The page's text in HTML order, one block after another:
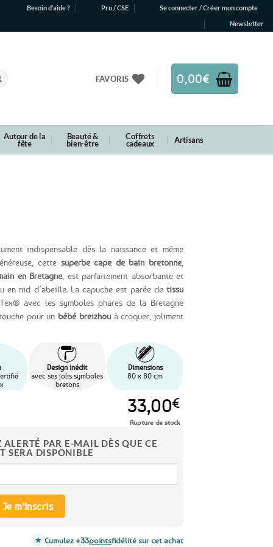
Besoin d’aide ? Pro / CSE
Se connecter / Créer mon compte
Newsletter
FAVORIS 0,00€
Autour de la
fête
Beauté &
bien-être
Coffrets
cadeaux Artisans
indispensable dès la naissance et même
cette superbe cape de bain bretonne
en Bretagne , est parfaitement absorbante et
en nid d’abeille. La capuche est parée de tissu
avec les symboles phares de la Bretagne
pour un bébé breizhouà croquer, joliment
Design inédit
avec ses jolis symboles
bretons
Dimensions
80 x 80 cm
33,00€
Rupture de stock
ALERTÉ PAR E-MAIL DÈS QUE CE
SERA DISPONIBLE
Je m'inscris
Cumulez +33pointsfidélité sur cet achat